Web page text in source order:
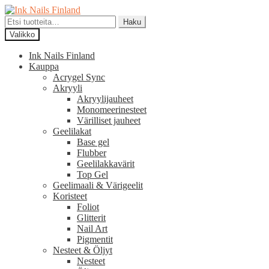
Siirry
navigointiin
Siirry
sisältöön
Etsi:
Haku
Valikko
Ink Nails Finland
Kauppa
Acrygel Sync
Akryyli
Akryylijauheet
Monomeerinesteet
Värilliset jauheet
Geelilakat
Base gel
Flubber
Geelilakkavärit
Top Gel
Geelimaali & Värigeelit
Koristeet
Foliot
Glitterit
Nail Art
Pigmentit
Nesteet & Öljyt
Nesteet